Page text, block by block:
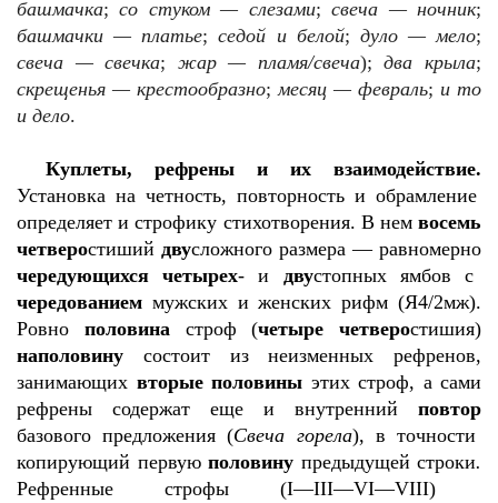
башмачка;со стуком — слезами;свеча — ночник;
башмачки — платье;седой и белой; дуло — мело;
свеча — свечка; жар — пламя/свеча);два крыла;
скрещенья — крестообразно;месяц — февраль; и то
и дело.
Куплеты, рефрены и их взаимодействие.
Установка на четность, повторность и обрамление
определяет и строфику стихотворения. В нем восемь
четверостиший двусложного размера — равномерно
чередующихся
четырех- и двустопных ямбов с
чередованием мужских и женских рифм (Я4/2мж).
Ровно половинастроф (четыре четверостишия)
наполовину состоит из неизменных рефренов,
занимающих вторые половины этих строф, а сами
рефрены содержат еще и внутренний повтор
базового предложения (Свеча горела), в точности
копирующий первую половину предыдущей строки.
Рефренные строфы (I—III—VI—VIII)